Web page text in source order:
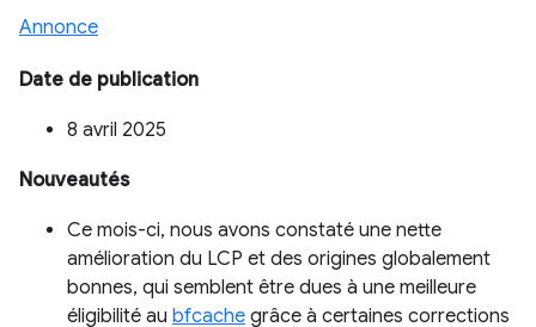
Annonce
Date de publication
8 avril 2025
Nouveautés
Ce mois-ci, nous avons constaté une nette
amélioration du LCP et des origines globalement
bonnes, qui semblent être dues à une meilleure
éligibilité au bfcache grâce à certaines corrections